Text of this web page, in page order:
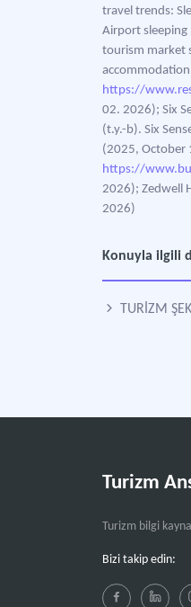
travel trends:
Airport sleeping
tourism market
https://
02. 2026); Six
(t.y.-b). Six
(2025, October
https://
2026); Zedwell
2026)
Konuyla ilgili
TURİZM
Turizm
Turizm bilgi
Bizi takip edin: